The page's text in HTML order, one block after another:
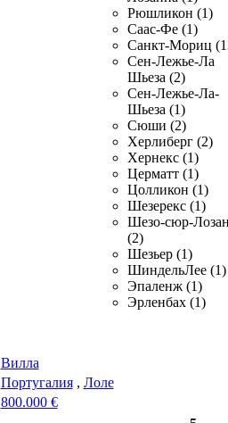
Рюшликон (1)
Саас-Фе (1)
Санкт-Мориц
Сен-Лежье-Ла
Шьеза (2)
Сен-Лежье-Ла-
Шьеза (1)
Сюши (2)
Херлиберг (2)
Хернекс (1)
Церматт (1)
Цолликон (1)
Шезерекс (1)
Шезо-сюр-
(2)
Шезьер (1)
ШиндельЛее (1)
Эпаленж (1)
Эрленбах (1)
Вилла
Португалия, Лоле
800.000 €